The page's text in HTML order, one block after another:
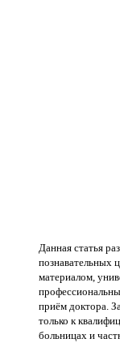
Данная статья
познавательных
материалом,
приём доктора.
только к
больницах и